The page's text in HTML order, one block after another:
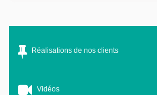
Réalisations de nos clients
Vidéos